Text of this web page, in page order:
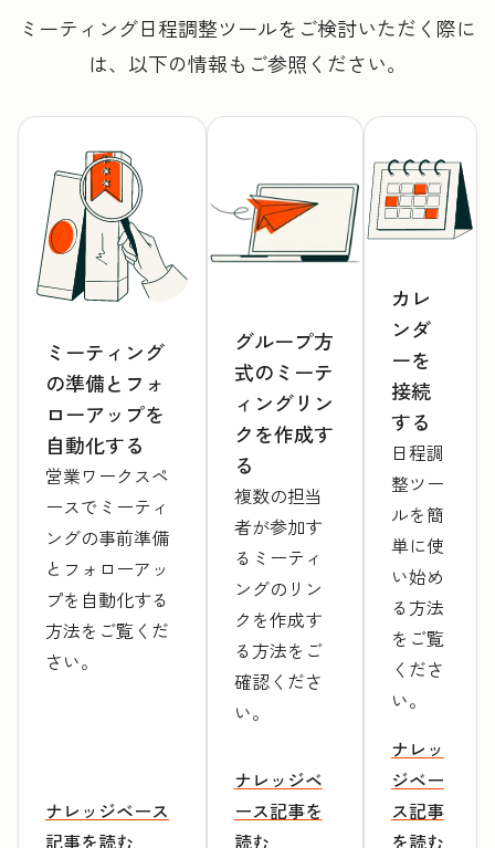
ミーティング日程調整ツールをご検討いただく際に
は、以下の情報もご参照ください。
ミーティング
の準備とフォ
ローアップを
自動化する
営業ワークスペ
ースでミーティ
ングの事前準備
とフォローアッ
プを自動化する
方法をご覧くだ
さい。
ナレッジベース
記事を読む
グループ方
式のミーテ
ィングリン
クを作成す
る
複数の担当
者が参加す
るミーティ
ングのリン
クを作成す
る方法をご
確認くださ
い。
ナレッジベ
ース記事を
読む
カレ
ンダ
ーを
接続
する
日程調
整ツー
ルを簡
単に使
い始め
る方法
をご覧
くださ
い。
ナレッ
ジベー
ス記事
を読む